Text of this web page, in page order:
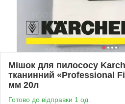
Мішок для пилососу
тканинний «Professional
мм 20л
Готово до відправки 1 од.